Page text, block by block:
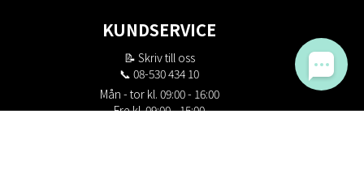
KUNDSERVICE
📝 Skriv till oss
📞 08-530 434 10
Mån - tor kl. 09:00 - 16:00
Fre kl. 09:00 - 15:00